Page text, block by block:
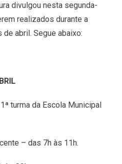
divulgou nesta segunda-
realizados durante a
abril. Segue abaixo:
turma da Escola Municipal
– das 7h às 11h.